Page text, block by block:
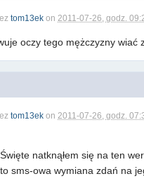
tom13ek on2011-07-26, godz.
oczy tego mężczyzny wiać
tom13ek on2011-07-26, godz.
natknąłem się na ten
sms-owa wymiana zdań na